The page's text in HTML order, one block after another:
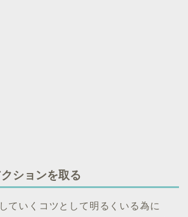
ションを取る
ていくコツとして明るくいる為に